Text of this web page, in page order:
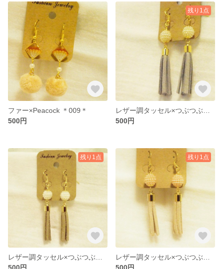
ファー×Peacock ＊009＊
500円
残り1点
500円
残り1点
500円
残り1点
500円